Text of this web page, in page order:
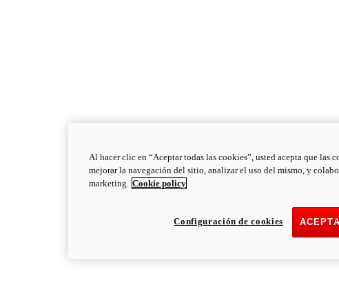
Al hacer clic en “Aceptar todas las cookies”, usted acepta que las
mejorar la navegación del sitio, analizar el uso del mismo, y
marketing. Cookie policy
Configuración de cookies